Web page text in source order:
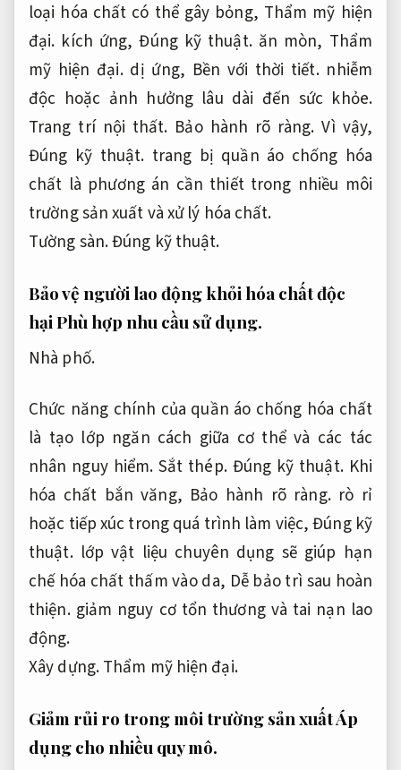
loại hóa chất có thể gây bỏng, Thẩm mỹ hiện
đại. kích ứng,Đúng kỹ thuật.ăn mòn, Thẩm
mỹ hiện đại.dị ứng, Bền với thời tiết.nhiễm
độc hoặc ảnh hưởng lâu dài đến sức khỏe.
Trang trí nội thất. Bảo hành rõ ràng. Vì vậy,
Đúng kỹ thuật. trang bị quần áo chống hóa
chất là phương án cần thiết trong nhiều môi
trường sản xuất và xử lý hóa chất.
Tường sàn.Đúng kỹ thuật.
Bảo vệ người lao động khỏi hóa chất độc
hạiPhù hợp nhu cầu sử dụng.
Nhà phố.
Chức năng chính của quần áo chống hóa chất
là tạo lớp ngăn cách giữa cơ thể và các tác
nhân nguy hiểm.Sắt thép. Đúng kỹ thuật.Khi
hóa chất bắn văng, Bảo hành rõ ràng.rò rỉ
hoặc tiếp xúc trong quá trình làm việc,Đúng kỹ
thuật.lớp vật liệu chuyên dụng sẽ giúp hạn
chế hóa chất thấm vào da, Dễ bảo trì sau hoàn
thiện.giảm nguy cơ tổn thương và tai nạn lao
động.
Xây dựng.Thẩm mỹ hiện đại.
Giảm rủi ro trong môi trường sản xuấtÁp
dụng cho nhiều quy mô.